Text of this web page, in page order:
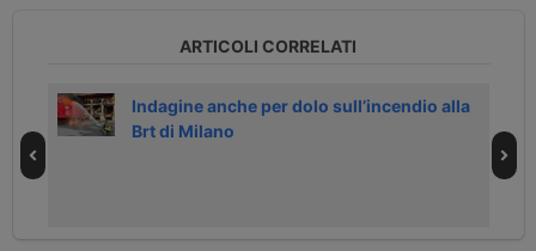
ARTICOLI CORRELATI
Indagine anche per dolo sull’incendio alla
Brt di Milano